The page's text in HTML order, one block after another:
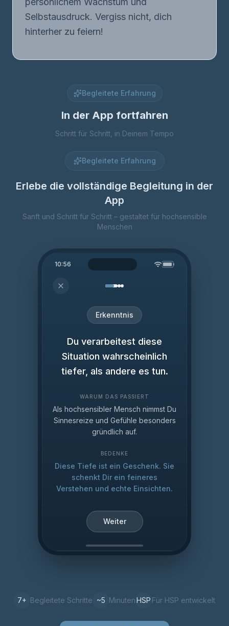
Selbstausdruck. Vergiss nicht, dich
hinterher zu feiern!
Begleitete Erfahrung
In der App fortfahren
Schritt für Schritt, in Deinem Tempo
Begleitete Erfahrung
Erlebe die vollständige Begleitung in der
App
Sanft und Schritt für Schritt – gestaltet für hochsensible
Menschen
10:56
Erkenntnis
Du verarbeitest diese
Situation wahrscheinlich
tiefer, als andere es tun.
WARUM DAS PASSIERT
Als hochsensibler Mensch nimmst Du
Sinnesreize und Gefühle besonders
gründlich auf.
BEDENKE
Diese Tiefe ist ein Geschenk. Sie
schenkt Dir ein feineres
Verstehen und echte Einsichten.
Weiter
7+ Begleitete Schritte ~5 MinutenHSP Für HSP entwickelt